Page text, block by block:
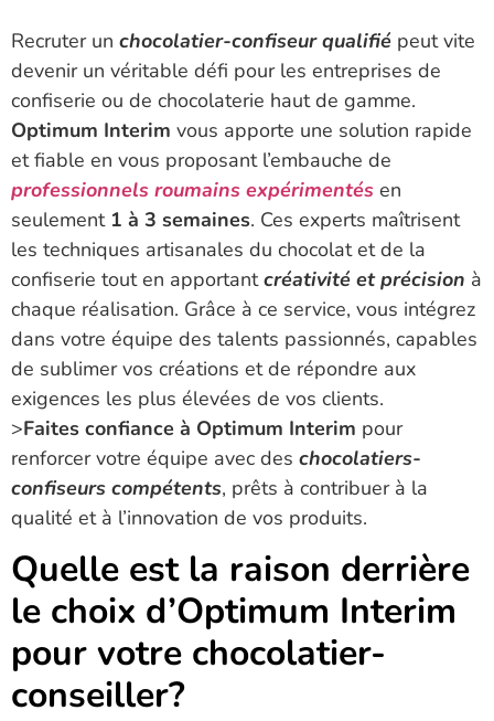
Recruter un chocolatier-confiseur qualifié peut vite
devenir un véritable défi pour les entreprises de
confiserie ou de chocolaterie haut de gamme.
Optimum Interim vous apporte une solution rapide
et fiable en vous proposant l’embauche de
professionnels roumains expérimentés en
seulement 1 à 3 semaines. Ces experts maîtrisent
les techniques artisanales du chocolat et de la
confiserie tout en apportantcréativité et précision à
chaque réalisation. Grâce à ce service, vous intégrez
dans votre équipe des talents passionnés, capables
de sublimer vos créations et de répondre aux
exigences les plus élevées de vos clients.
>Faites confiance à Optimum Interim pour
renforcer votre équipe avec des chocolatiers-
confiseurs compétents, prêts à contribuer à la
qualité et à l’innovation de vos produits.
Quelle est la raison derrière
le choix d’Optimum Interim
pour votre chocolatier-
conseiller?